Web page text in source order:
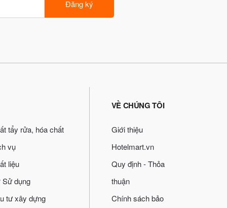
Đăng ký
tẩy rửa, hóa chất
vụ
liệu
Sử dụng
tư xây dựng
VỀ CHÚNG TÔI
Giới thiệu
Hotelmart.vn
Quy định - Thỏa
thuận
Chính sách bảo